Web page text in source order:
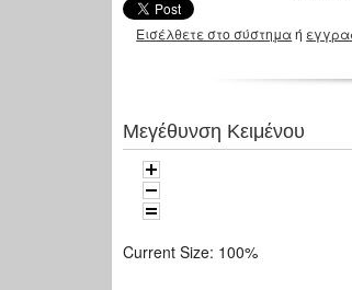
Εισέλθετε στο σύστημαή
Μεγέθυνση Κειμένου
Current Size: 100%